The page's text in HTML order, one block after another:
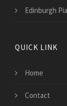
Edinburgh
QUICK LINK
Home
Contact